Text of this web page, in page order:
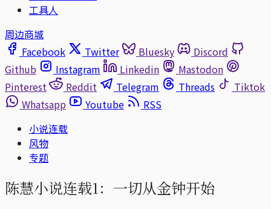
工具人
周边商城
Facebook
Twitter Bluesky
Discord
Github
Instagram Linkedin
Mastodon
Pinterest
Reddit Telegram Threads
Tiktok
Whatsapp
Youtube
RSS
小说连载
风物
专题
陈慧小说连载1：一切从金钟开始